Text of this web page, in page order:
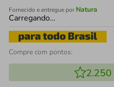
Fornecido e entregue por Natura
Carregando…
Compre com pontos:
2.250